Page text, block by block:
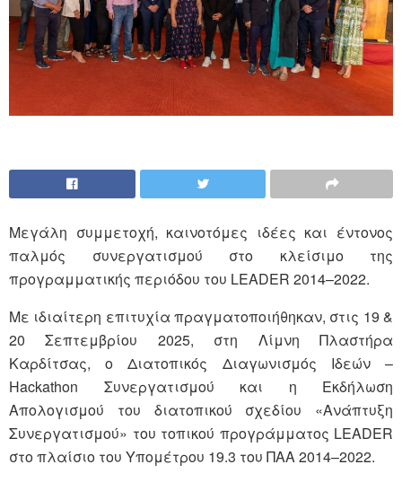
Μεγάλη συμμετοχή, καινοτόμες ιδέες και έντονος
παλμός συνεργατισμού στο κλείσιμο της
προγραμματικής περιόδου του LEADER 2014–2022.
Με ιδιαίτερη επιτυχία πραγματοποιήθηκαν, στις 19 &
20 Σεπτεμβρίου 2025, στη Λίμνη Πλαστήρα
Καρδίτσας, ο Διατοπικός Διαγωνισμός Ιδεών –
Hackathon Συνεργατισμού και η Εκδήλωση
Απολογισμού του διατοπικού σχεδίου «Ανάπτυξη
Συνεργατισμού» του τοπικού προγράμματος LEADER
στο πλαίσιο του Υπομέτρου 19.3 του ΠΑΑ 2014–2022.